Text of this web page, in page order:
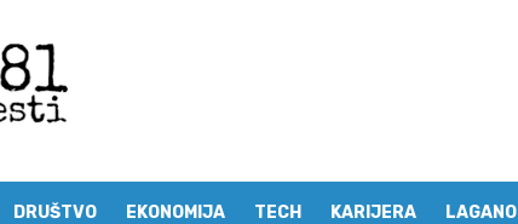
DRUŠTVO EKONOMIJA TECH KARIJERA LAGANO